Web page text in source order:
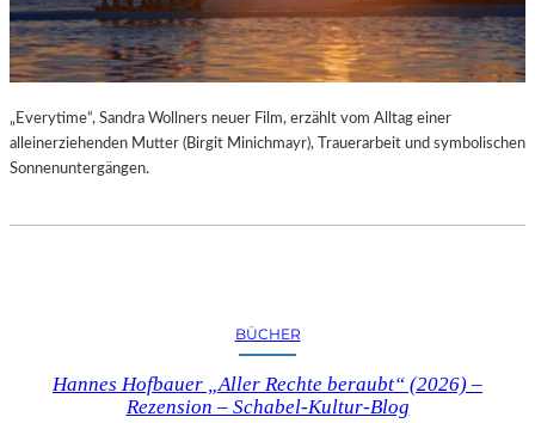
„Everytime“, Sandra Wollners neuer Film, erzählt vom Alltag einer
alleinerziehenden Mutter (Birgit Minichmayr), Trauerarbeit und symbolischen
Sonnenuntergängen.
BÜCHER
Hannes Hofbauer „Aller Rechte beraubt“ (2026) –
Rezension – Schabel-Kultur-Blog